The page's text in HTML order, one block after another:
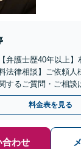
弁護士歴40年以上
法律相談】ご依頼人
するご質問・ご相談
歩12分・駐車場完
料金表を見る
合わせ